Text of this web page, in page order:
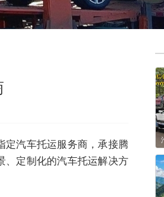
汽车托运服务商，承接腾
、定制化的汽车托运解决方